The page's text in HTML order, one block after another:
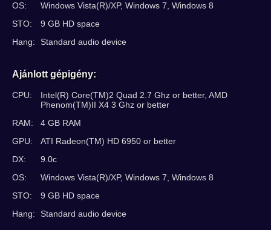
OS:
Windows Vista(R)/XP, Windows 7, Windows 8
STO:
9 GB HD space
Hang:
Standard audio device
Ajánlott gépigény:
CPU:
Intel(R) Core(TM)2 Quad 2.7 Ghz or better, AMD
Phenom(TM)II X4 3 Ghz or better
RAM:
4 GB RAM
GPU:
ATI Radeon(TM) HD 6950 or better
DX:
9.0c
OS:
Windows Vista(R)/XP, Windows 7, Windows 8
STO:
9 GB HD space
Hang:
Standard audio device